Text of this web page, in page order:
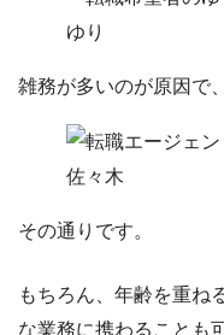
ゆり
雑務が多いのが原因で
佐々木
その通りです。
もちろん、年齢を重ね
な業務に携わることも